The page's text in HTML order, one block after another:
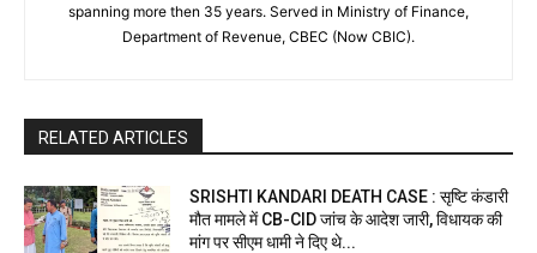
spanning more then 35 years. Served in Ministry of Finance,
Department of Revenue, CBEC (Now CBIC).
RELATED ARTICLES
SRISHTI KANDARI DEATH CASE : सृष्टि कंडारी
मौत मामले में CB-CID जांच के आदेश जारी, विधायक की
मांग पर सीएम धामी ने दिए थे...